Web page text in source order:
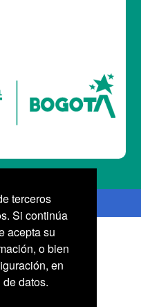
terceros
Si continúa
acepta su
o bien
en
datos.
de Colombia